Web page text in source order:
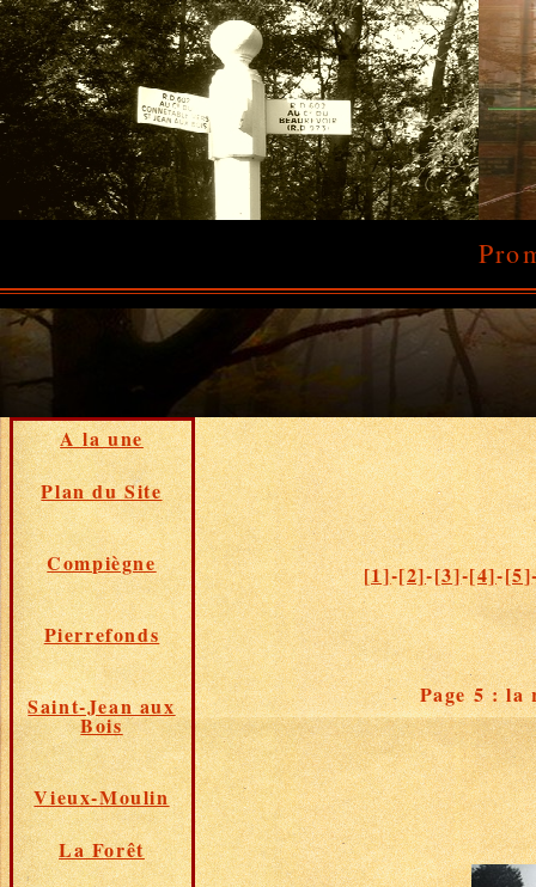
A la une
Plan du Site
Compiègne
Pierrefonds
Saint-Jean aux
Bois
Vieux-Moulin
La Forêt
[1]-[2]-[3]-[4]-[5]
Page 5 : la